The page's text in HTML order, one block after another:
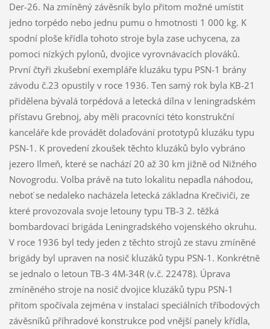
Der-26. Na zmíněný závěsník bylo přitom možné umístit
jedno torpédo nebo jednu pumu o hmotnosti 1 000 kg. K
spodní ploše křídla tohoto stroje byla zase uchycena, za
pomoci nízkých pylonů, dvojice vyrovnávacích plováků.
První čtyři zkušební exempláře kluzáku typu PSN-1 brány
závodu č.23 opustily v roce 1936. Ten samý rok byla KB-21
přidělena bývalá torpédová a letecká dílna v leningradském
přístavu Grebnoj, aby měli pracovníci této konstrukční
kanceláře kde provádět dolaďování prototypů kluzáku typu
PSN-1. K provedení zkoušek těchto kluzáků bylo vybráno
jezero Ilmeň, které se nachází 20 až 30 km jižně od Nižného
Novogrodu. Volba právě na tuto lokalitu nepadla náhodou,
neboť se nedaleko nacházela letecká základna Krečiviči, ze
které provozovala svoje letouny typu TB-3 2. těžká
bombardovací brigáda Leningradského vojenského okruhu.
V roce 1936 byl tedy jeden z těchto strojů ze stavu zmíněné
brigády byl upraven na nosič kluzáků typu PSN-1. Konkrétně
se jednalo o letoun TB-3 4M-34R (v.č. 22478). Úprava
zmíněného stroje na nosič dvojice kluzáků typu PSN-1
přitom spočívala zejména v instalaci speciálních tříbodových
závěsníků příhradové konstrukce pod vnější panely křídla,